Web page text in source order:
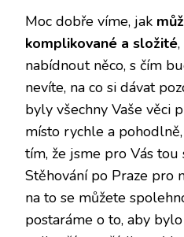
Moc dobře víme, jak
komplikované a složité
nabídnout něco, s čím
nevíte, na co si dávat
byly všechny Vaše věci
místo rychle a
tím, že jsme pro Vás
Stěhování po Praze pro
na to se můžete
postaráme o to, aby